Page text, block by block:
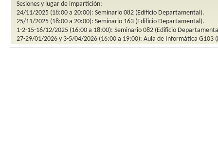
Sesiones y lugar de impartición:
24/11/2025 (18:00 a 20:00): Seminario 082 (Edificio Departamental).
25/11/2025 (18:00 a 20:00): Seminario 163 (Edificio Departamental).
1-2-15-16/12/2025 (16:00 a 18:00): Seminario 082 (Edificio
27-29/01/2026 y 3-5/04/2026 (16:00 a 19:00): Aula de Informática G103